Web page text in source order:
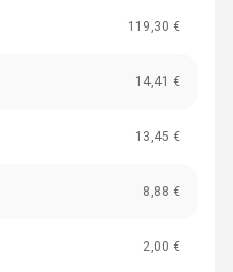
119,30 €
14,41 €
13,45 €
8,88 €
2,00 €